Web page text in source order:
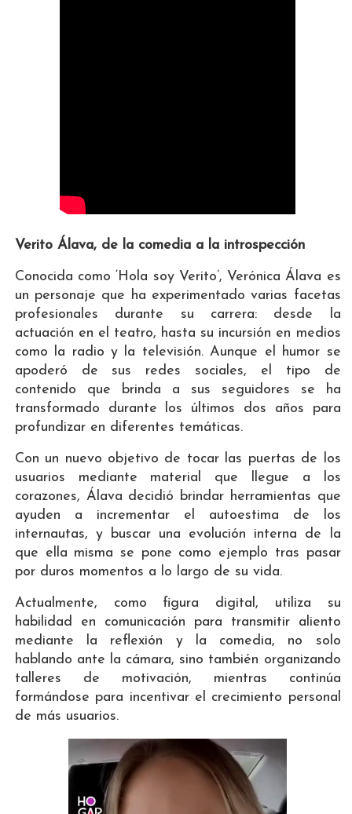
Verito Álava, de la comedia a la introspección
Conocida como ‘Hola soy Verito’, Verónica Álava es
un personaje que ha experimentado varias facetas
profesionales durante su carrera: desde la
actuación en el teatro, hasta su incursión en medios
como la radio y la televisión. Aunque el humor se
apoderó de sus redes sociales, el tipo de
contenido que brinda a sus seguidores se ha
transformado durante los últimos dos años para
profundizar en diferentes temáticas.
Con un nuevo objetivo de tocar las puertas de los
usuarios mediante material que llegue a los
corazones, Álava decidió brindar herramientas que
ayuden a incrementar el autoestima de los
internautas, y buscar una evolución interna de la
que ella misma se pone como ejemplo tras pasar
por duros momentos a lo largo de su vida.
Actualmente, como figura digital, utiliza su
habilidad en comunicación para transmitir aliento
mediante la reflexión y la comedia, no solo
hablando ante la cámara, sino también organizando
talleres de motivación, mientras continúa
formándose para incentivar el crecimiento personal
de más usuarios.